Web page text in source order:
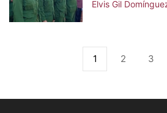
Elvis Gil
1 2 3